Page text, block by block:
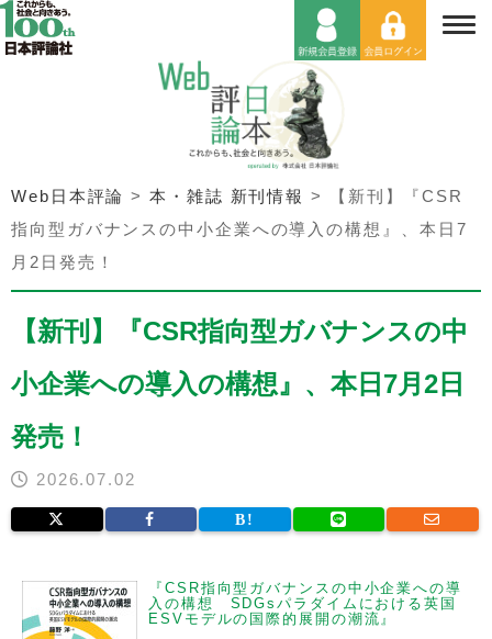
Web日本評論 >本・雑誌 新刊情報 >
【新刊】『CSR
指向型ガバナンスの中小企業への導入の構想』、本日7
月2日発売！
【新刊】『CSR指向型ガバナンスの中
小企業への導入の構想』、本日7月2日
発売！
2026.07.02
『CSR指向型ガバナンスの中小企業への導
入の構想 SDGsパラダイムにおける英国
ESVモデルの国際的展開の潮流』